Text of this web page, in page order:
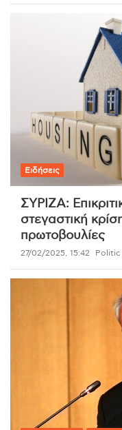
Ειδήσεις
ΣΥΡΙΖΑ:
στεγαστική
πρωτοβουλίες
27/02/2025, 15:42 Politic